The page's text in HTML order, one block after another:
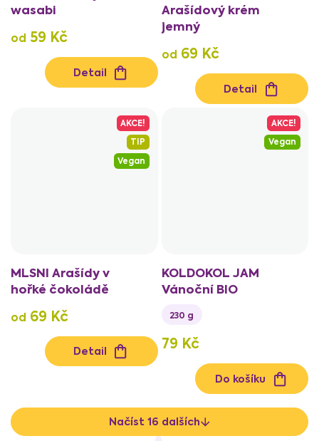
wasabi
od 59 Kč
Detail
Arašídový krém
jemný
od 69 Kč
Detail
AKCE!
TIP
Vegan
MLSNI Arašídy v
hořké čokoládě
od 69 Kč
Detail
AKCE!
Vegan
KOLDOKOL JAM
Vánoční BIO
230 g
79 Kč
Do košíku
Načíst 16 dalších